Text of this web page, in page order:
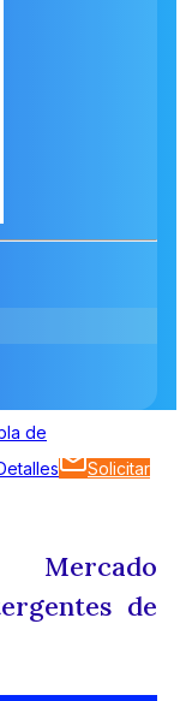
de
Solicitar
de